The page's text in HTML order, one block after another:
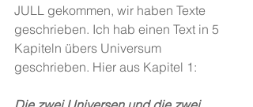
JULL gekommen, wir haben Texte
geschrieben. Ich hab einen Text in 5
Kapiteln übers Universum
geschrieben. Hier aus Kapitel 1: